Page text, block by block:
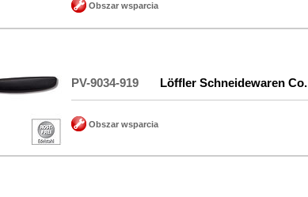
Obszar wsparcia
PV-9034-919 Löffler Schneidewaren Co.
Obszar wsparcia